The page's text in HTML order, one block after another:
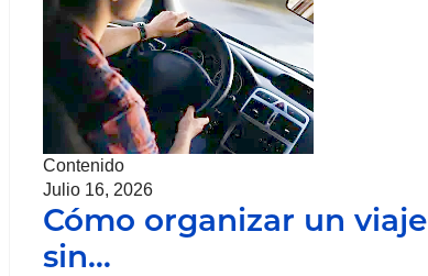
Contenido
Julio 16, 2026
Cómo organizar un viaje
sin…